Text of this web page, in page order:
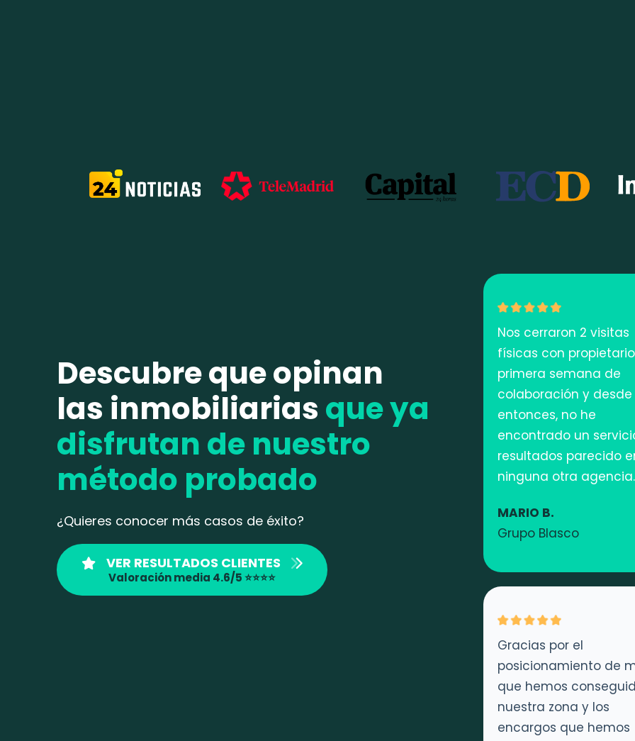
Descubre que opinan
las inmobiliarias que ya
disfrutan de nuestro
método probado
¿Quieres conocer más casos de éxito?
VER RESULTADOS CLIENTES
Valoración media 4.6/5 ⭐⭐⭐⭐
Nos cerraron 2 visitas
físicas con
primera semana de
colaboración y desde
entonces, no he
encontrado un
resultados parecido
ninguna otra agencia.
MARIO B.
Grupo Blasco
Gracias por el
posicionamiento de
que hemos
nuestra zona y los
encargos que hemos